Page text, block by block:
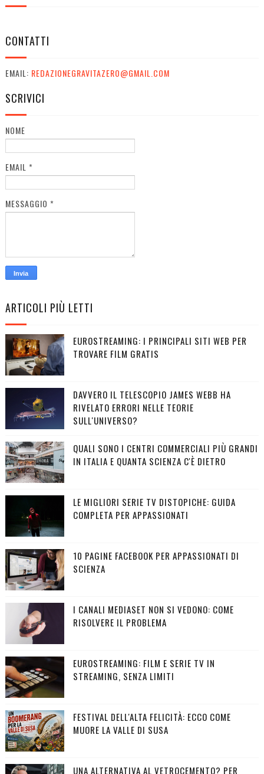
CONTATTI
EMAIL: REDAZIONEGRAVITAZERO@GMAIL.COM
SCRIVICI
NOME
EMAIL *
MESSAGGIO *
ARTICOLI PIÙ LETTI
EUROSTREAMING: I PRINCIPALI SITI WEB PER
TROVARE FILM GRATIS
DAVVERO IL TELESCOPIO JAMES WEBB HA
RIVELATO ERRORI NELLE TEORIE
SULL'UNIVERSO?
QUALI SONO I CENTRI COMMERCIALI PIÙ GRANDI
IN ITALIA E QUANTA SCIENZA C'È DIETRO
LE MIGLIORI SERIE TV DISTOPICHE: GUIDA
COMPLETA PER APPASSIONATI
10 PAGINE FACEBOOK PER APPASSIONATI DI
SCIENZA
I CANALI MEDIASET NON SI VEDONO: COME
RISOLVERE IL PROBLEMA
EUROSTREAMING: FILM E SERIE TV IN
STREAMING, SENZA LIMITI
FESTIVAL DELL'ALTA FELICITÀ: ECCO COME
MUORE LA VALLE DI SUSA
UNA ALTERNATIVA AL VETROCEMENTO? PER